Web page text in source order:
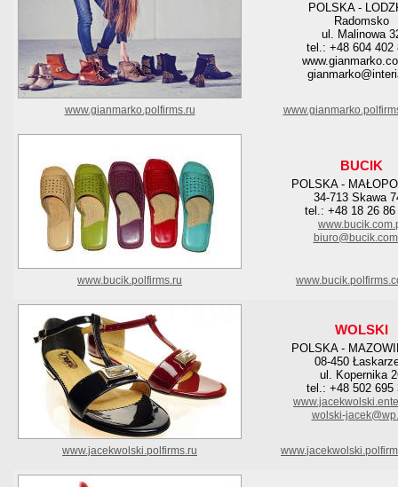
POLSKA -
Radomsko
ul. Malinowa
tel.: +48 604 402
www.gianmarko.polfirms.ru
BUCIK
POLSKA -
34-713 Skawa
tel.: +48 18 26 86
www.bucik.polfirms.ru
WOLSKI
POLSKA -
08-450
ul. Kopernika
tel.: +48 502 695
wolski-
www.jacekwolski.polfirms.ru